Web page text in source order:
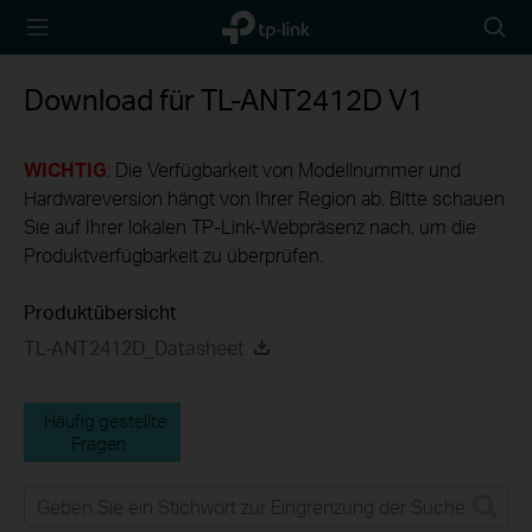
TP-Link,
Reliably
icon
Download fürTL-ANT2412D V1
WICHTIG: Die Verfügbarkeit von Modellnummer und
Hardwareversion hängt von Ihrer Region ab. Bitte schauen
Sie auf Ihrer lokalen TP-Link-Webpräsenz nach, um die
Produktverfügbarkeit zu überprüfen.
Produktübersicht
TL-ANT2412D_Datasheet
Häufig gestellte
Fragen